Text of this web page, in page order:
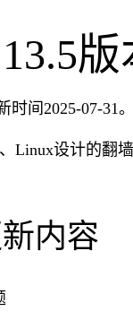
时间2025-07-31
Linux设计的翻
内容